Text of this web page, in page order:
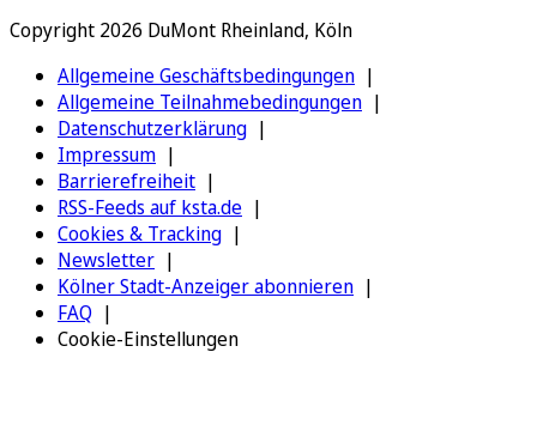
Copyright 2026 DuMont Rheinland, Köln
Allgemeine Geschäftsbedingungen
Allgemeine Teilnahmebedingungen
Datenschutzerklärung
Impressum
Barrierefreiheit
RSS-Feeds auf ksta.de
Cookies & Tracking
Newsletter
Kölner Stadt-Anzeiger abonnieren
FAQ
Cookie-Einstellungen